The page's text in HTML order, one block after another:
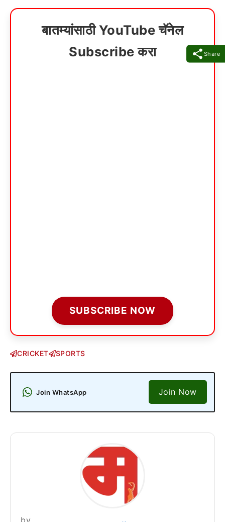
Share
बातम्यांसाठी YouTube चॅनेल
Subscribe करा
SUBSCRIBE NOW
CRICKET SPORTS
Join WhatsApp Join Now
by